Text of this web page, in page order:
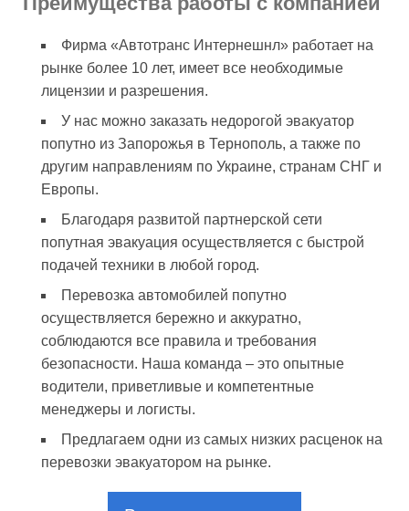
Фирма «Автотранс Интернешнл» работает на
рынке более 10 лет, имеет все необходимые
лицензии и разрешения.
У нас можно заказать недорогой эвакуатор
попутно из Запорожья в Тернополь, а также по
другим направлениям по Украине, странам СНГ и
Европы.
Благодаря развитой партнерской сети
попутная эвакуация осуществляется с быстрой
подачей техники в любой город.
Перевозка автомобилей попутно
осуществляется бережно и аккуратно,
соблюдаются все правила и требования
безопасности. Наша команда – это опытные
водители, приветливые и компетентные
менеджеры и логисты.
Предлагаем одни из самых низких расценок на
перевозки эвакуатором на рынке.